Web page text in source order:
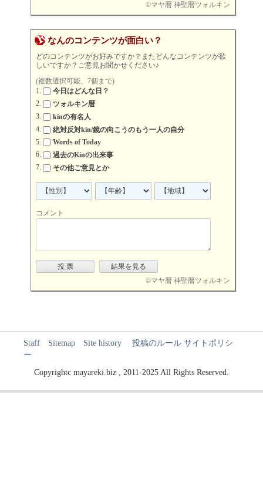
©マヤ暦 神聖暦ツォルキン
なんのコンテンツが面白い？
どのコンテンツがお好みですか？またどんなコンテンツが欲
しいですか？ご意見お聞かせください♪
(複数選択可能、7個まで)
今日はどんな日？
ツォルキン暦
kinの有名人
絶対反対kin/鏡の向こうのもう一人の自分
Words of Today
過去のKinの出来事
その他ご意見とか
コメント
©マヤ暦 神聖暦ツォルキン
Staff Sitemap Site history 投稿のルール サイトポリシ
ー
Copyrightc mayareki.biz , 2011-2025 All Rights Reserved.